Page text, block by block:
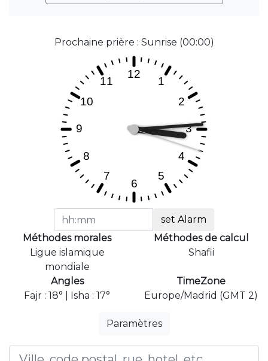
Prochaine prière : Sunrise (00:00)
set Alarm
Méthodes morales
Ligue islamique
mondiale
Méthodes de calcul
Shafii
Angles
Fajr : 18° | Isha : 17°
TimeZone
Europe/Madrid (GMT 2)
Paramètres